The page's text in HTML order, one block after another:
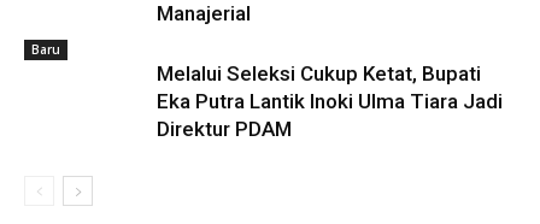
Manajerial
Baru
Melalui Seleksi Cukup Ketat, Bupati
Eka Putra Lantik Inoki Ulma Tiara Jadi
Direktur PDAM